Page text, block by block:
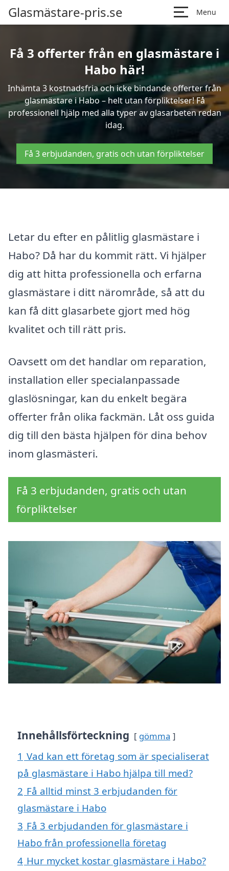
Glasmästare-pris.se Menu
Få 3 offerter från en glasmästare i
Habo här!
Inhämta 3 kostnadsfria och icke bindande offerter från
glasmästare i Habo – helt utan förpliktelser! Få
professionell hjälp med alla typer av glasarbeten redan
idag.
Få 3 erbjudanden, gratis och utan förpliktelser
Letar du efter en pålitlig glasmästare i
Habo? Då har du kommit rätt. Vi hjälper
dig att hitta professionella och erfarna
glasmästare i ditt närområde, så att du
kan få ditt glasarbete gjort med hög
kvalitet och till rätt pris.
Oavsett om det handlar om reparation,
installation eller specialanpassade
glaslösningar, kan du enkelt begära
offerter från olika fackmän. Låt oss guida
dig till den bästa hjälpen för dina behov
inom glasmästeri.
Få 3 erbjudanden, gratis och utan
förpliktelser
Innehållsförteckning gömma
1 Vad kan ett företag som är specialiserat
på glasmästare i Habo hjälpa till med?
2 Få alltid minst 3 erbjudanden för
glasmästare i Habo
3 Få 3 erbjudanden för glasmästare i
Habo från professionella företag
4 Hur mycket kostar glasmästare i Habo?